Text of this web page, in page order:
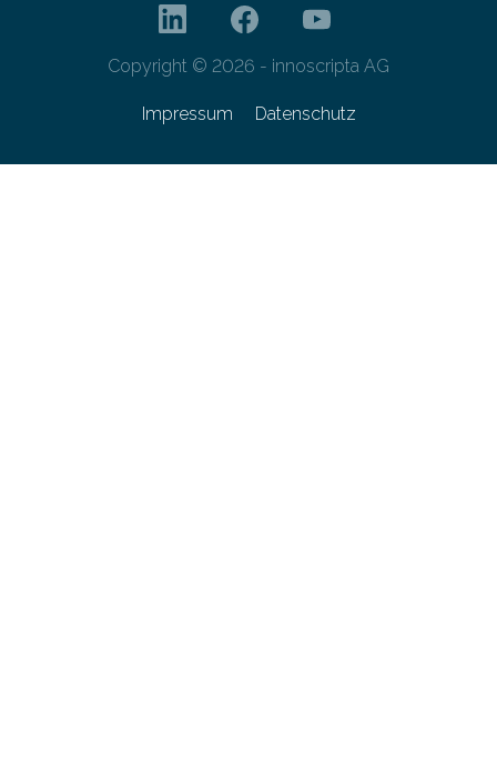
Copyright © 2026 - innoscripta AG
Impressum Datenschutz